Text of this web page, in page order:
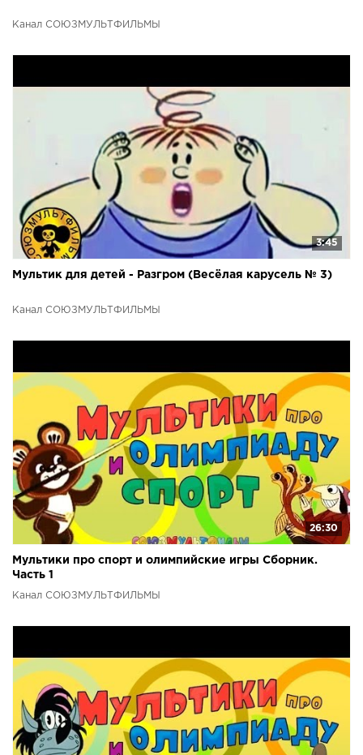
Канал СОЮЗМУЛЬТФИЛЬМЫ
3:45
Мультик для детей - Разгром (Весёлая карусель № 3)
Канал СОЮЗМУЛЬТФИЛЬМЫ
26:30
Мультики про спорт и олимпийские игры Сборник.
Часть 1
Канал СОЮЗМУЛЬТФИЛЬМЫ